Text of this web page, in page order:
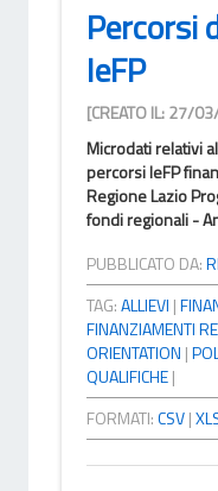
Percorsi
IeFP
[CREATO IL: 27/
Microdati relativi
percorsi IeFP
Regione Lazio
fondi regionali -
PUBBLICATO DA:
TAG:ALLIEVI |
FINANZIAMENTI
ORIENTATION |
QUALIFICHE|
FORMATI:CSV|